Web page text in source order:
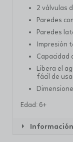
2 válvulas
Paredes
Paredes
Impresión
Capacidad
Libera el
fácil de
Edad: 6+